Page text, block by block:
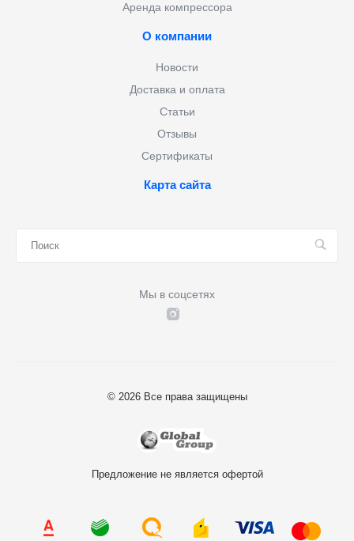
Аренда компрессора
О компании
Новости
Доставка и оплата
Статьи
Отзывы
Сертификаты
Карта сайта
Мы в соцсетях
© 2026 Все права защищены
Предложение не является офертой